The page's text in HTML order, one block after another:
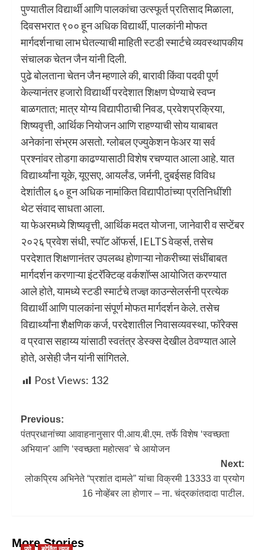
पुण्यातील विद्यार्थी आणि पालकांचा उत्स्फूर्त प्रतिसाद मिळाला,
दिवसभरात ९०० हून अधिक विद्यार्थी, पालकांनी मोफत
मार्गदर्शनाचा लाभ घेतल्याची माहिती स्टडी स्मार्टचे व्यवस्थापकीय
संचालक चेतन जैन यांनी दिली.
पुढे बोलताना चेतन जैन म्हणाले की, बारावी किंवा पदवी पूर्ण
केल्यानंतर हजारो विद्यार्थी परदेशात शिक्षण घेण्याचे स्वप्न
बाळगतात; मात्र योग्य विद्यापीठाची निवड, प्रवेशप्रक्रिया,
शिष्यवृत्ती, आर्थिक नियोजन आणि राहण्याची सोय याबाबत
अनेकांना संभ्रम असतो. ग्लोबल एज्युकेशन फेअर या सर्व
प्रश्नांवर तोडगा काढण्यासाठी विशेष रचण्यात आला आहे. यात
विद्यार्थ्यांना यूके, यूएसए, आयर्लंड, जर्मनी, दुबईसह विविध
देशांतील ६० हून अधिक नामांकित विद्यापीठांच्या प्रतिनिधींशी
थेट संवाद साधता आला.
या फेअरमध्ये शिष्यवृत्ती, आर्थिक मदत योजना, जानेवारी व सप्टेंबर
२०२६ प्रवेश संधी, स्पॉट ऑफर्स, IELTS वेव्हर्स, तसेच
परदेशात शिक्षणानंतर उपलब्ध होणाऱ्या नोकरीच्या संधींबाबत
मार्गदर्शन करणाऱ्या इंटरॅक्टिव्ह वर्कशॉप्स आयोजित करण्यात
आले होते, यामध्ये स्टडी स्मार्टचे तज्ज्ञ काउन्सेलर्सनी प्रत्येक
विद्यार्थी आणि पालकांना संपूर्ण मोफत मार्गदर्शन केले. तसेच
विद्यार्थ्यांना शैक्षणिक कर्ज, परदेशातील निवासव्यवस्था, फॉरेक्स
व प्रवास सहाय्य यांसाठी स्वतंत्र डेस्क्स देखील ठेवण्यात आले
होते, असेही जैन यांनी सांगितले.
Post Views: 132
Previous:
पंतप्रधानांच्या आवाहनानुसार पी.आय.बी.एम. तर्फे विशेष ‘स्वच्छता
अभियान’ आणि ‘स्वच्छता महोत्सव’ चे आयोजन
Next:
लोकप्रिय अभिनेते “प्रशांत दामले” यांचा विक्रमी 13333 वा प्रयोग
16 नोव्हेंबर ला होणार – ना. चंद्रकांतदादा पाटील.
More Stories